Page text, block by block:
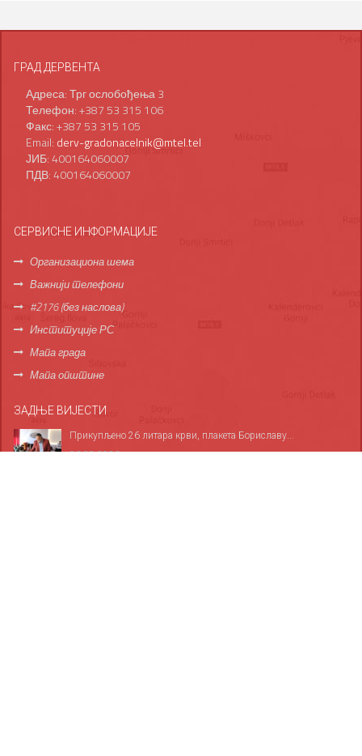
ГРАД ДЕРВЕНТА
Адреса: Трг ослобођења 3
Телефон: +387 53 315 106
Факс: +387 53 315 105
Email: derv-gradonacelnik@mtel.tel
ЈИБ: 400164060007
ПДВ: 400164060007
СЕРВИСНЕ ИНФОРМАЦИЈЕ
Организациона шема
Важнији телефони
#2176 (без наслова)
Институције РС
Мапа града
Мапа општине
ЗАДЊЕ ВИЈЕСТИ
Прикупљено 26 литара крви, плакета Бориславу...
06.08.2026